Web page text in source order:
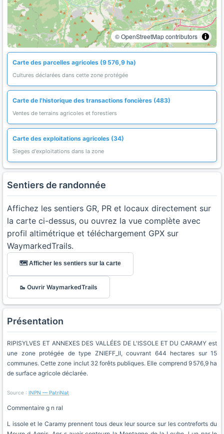
© OpenStreetMap contributors
Carte des parcelles agricoles (9 576,9 ha)
Cultures déclarées dans cette zone protégée
Carte de l'historique des transactions foncières (483)
Ventes de terrains agricoles et forestiers
Carte des exploitations agricoles (34)
Sieges d'exploitations dans la zone
Sentiers de randonnée
Affichez les sentiers GR, PR et locaux directement sur
la carte ci-dessus, ou ouvrez la vue complète avec
profil altimétrique et téléchargement GPX sur
WaymarkedTrails.
🗺️ Afficher les sentiers sur la carte
🥾 Ouvrir WaymarkedTrails
Présentation
RIPISYLVES ET ANNEXES DES VALLÉES DE L'ISSOLE ET DU CARAMY est
une zone protégée de type ZNIEFF_II, couvrant 644 hectares sur 15
communes. Cette zone inclut 32 forêts publiques. Elle comprend 9 576,9 ha
de surface agricole déclarée.
Source : INPN — PatriNat
Commentaire g n ral
L issole et le Caramy prennent tous deux leur source sur les contreforts du